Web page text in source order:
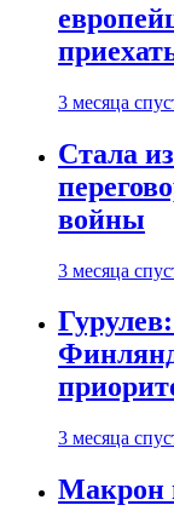
3 месяца
Стала
войны
3 месяца
3 месяца
Макрон